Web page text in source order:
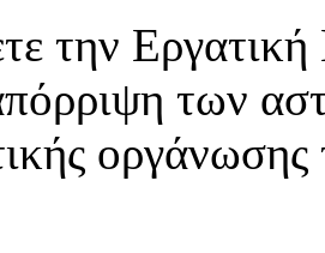
την Εργατική
των
οργάνωσης